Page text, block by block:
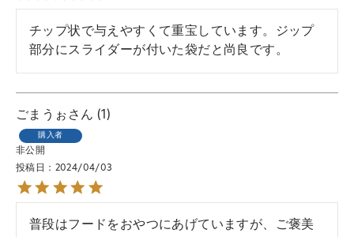
チップ状で与えやすくて重宝しています。ジップ
部分にスライダーが付いた袋だと尚良です。
ごまうぉ 1
購入者
非公開
投稿日
2024/04/03
普段はフードをおやつにあげていますが、ご褒美